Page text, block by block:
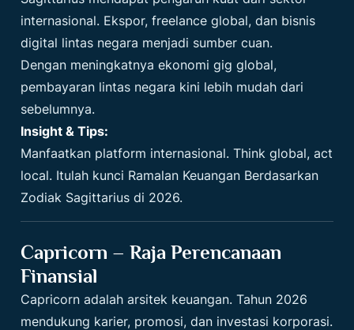
internasional. Ekspor, freelance global, dan bisnis
digital lintas negara menjadi sumber cuan.
Dengan meningkatnya ekonomi gig global,
pembayaran lintas negara kini lebih mudah dari
sebelumnya.
Insight & Tips:
Manfaatkan platform internasional. Think global, act
local. Itulah kunci Ramalan Keuangan Berdasarkan
Zodiak Sagittarius di 2026.
Capricorn – Raja Perencanaan
Finansial
Capricorn adalah arsitek keuangan. Tahun 2026
mendukung karier, promosi, dan investasi korporasi.